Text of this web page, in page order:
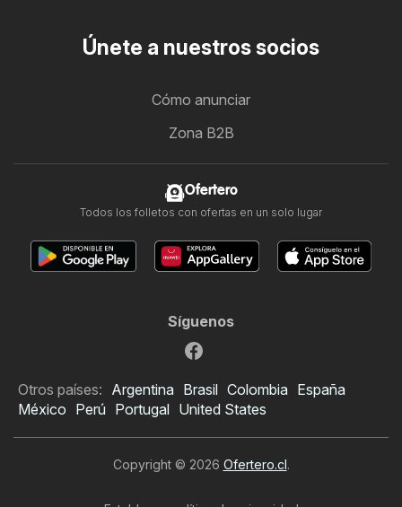
Únete a nuestros socios
Cómo anunciar
Zona B2B
Ofertero
Todos los folletos con ofertas en un solo lugar
Síguenos
Otros países: Argentina Brasil Colombia España
México Perú Portugal United States
Copyright © 2026 Ofertero.cl.